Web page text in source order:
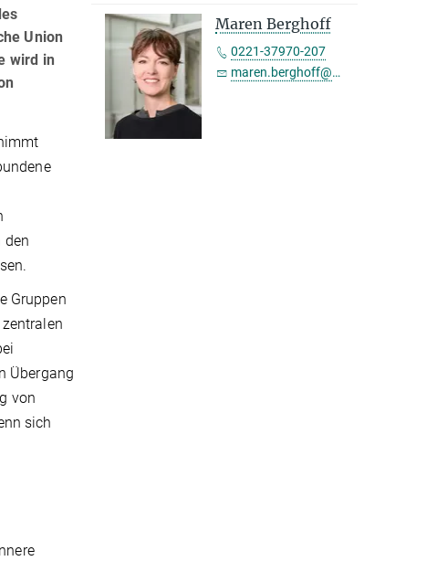
Union
wird in
den
Gruppen
Übergang
von
sich
Maren Berghoff
0221-37970-207
maren.berghoff@sf.mpg.de